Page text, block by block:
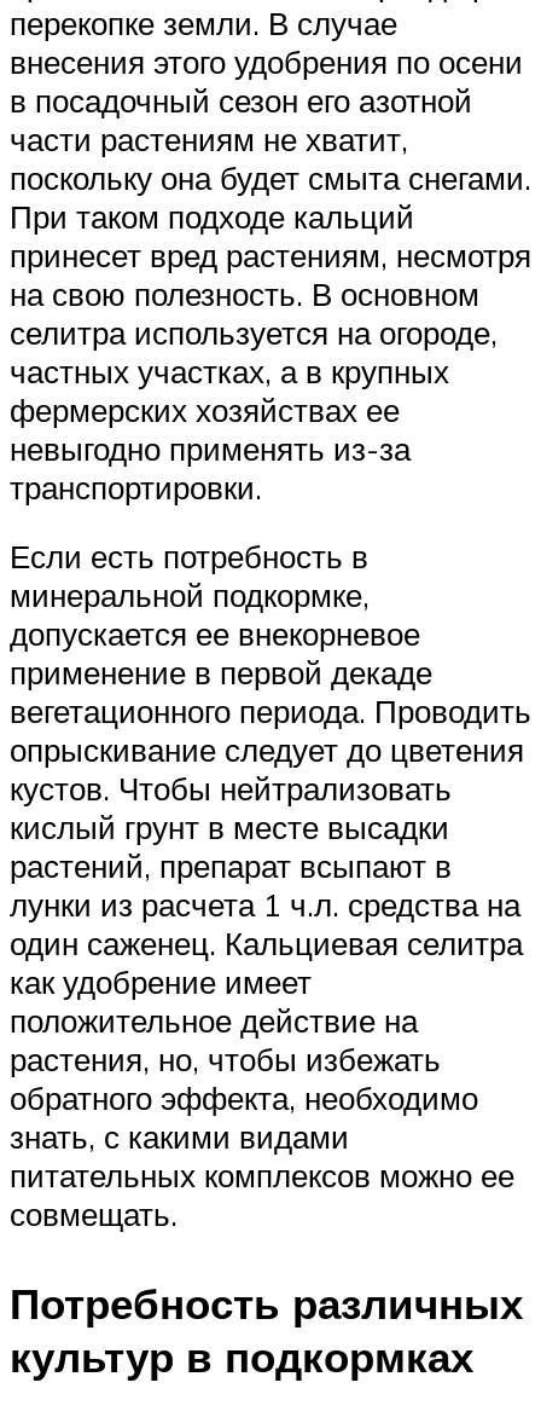
перекопке земли. В случае
внесения этого удобрения по осени
в посадочный сезон его азотной
части растениям не хватит,
поскольку она будет смыта снегами.
При таком подходе кальций
принесет вред растениям, несмотря
на свою полезность. В основном
селитра используется на огороде,
частных участках, а в крупных
фермерских хозяйствах ее
невыгодно применять из-за
транспортировки.
Если есть потребность в
минеральной подкормке,
допускается ее внекорневое
применение в первой декаде
вегетационного периода. Проводить
опрыскивание следует до цветения
кустов. Чтобы нейтрализовать
кислый грунт в месте высадки
растений, препарат всыпают в
лунки из расчета 1 ч.л. средства на
один саженец. Кальциевая селитра
как удобрение имеет
положительное действие на
растения, но, чтобы избежать
обратного эффекта, необходимо
знать, с какими видами
питательных комплексов можно ее
совмещать.
Потребность различных
культур в подкормках